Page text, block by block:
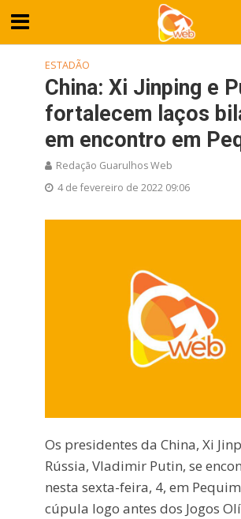
ESTADÃO
China: Xi Jinping e
fortalecem laços
em encontro em
Redação Guarulhos Web
4 de fevereiro de 2022 09:06
Os presidentes da China, Xi
Rússia, Vladimir Putin, se
nesta sexta-feira, 4, em
cúpula logo antes dos Jogos